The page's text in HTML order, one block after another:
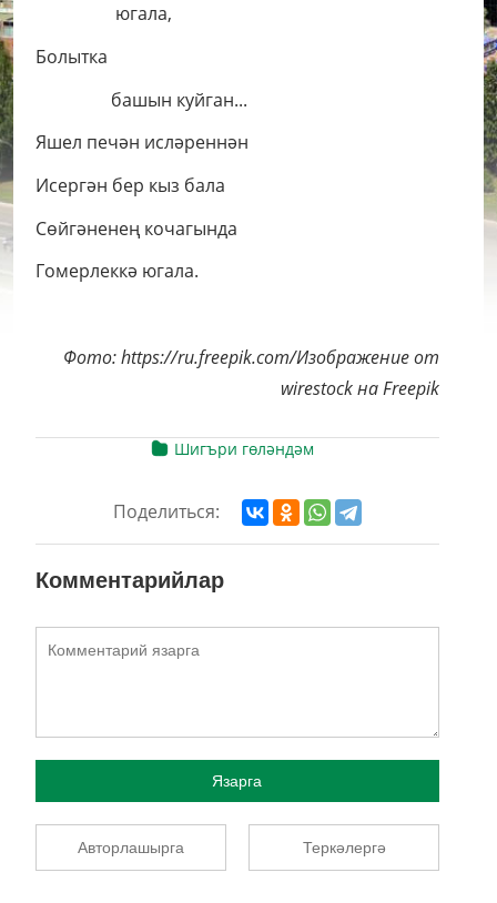
югала,
Болытка
башын куйган...
Яшел печән исләреннән
Исергән бер кыз бала
Сөйгәненең кочагында
Гомерлеккә югала.
Фото: https://ru.freepik.com/Изображение от
wirestock на Freepik
Шигъри гөләндәм
Поделиться:
Комментарийлар
Язарга
Авторлашырга Теркәлергә